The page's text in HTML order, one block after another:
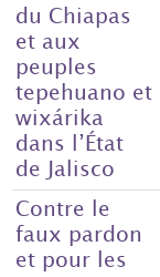
du Chiapas
et aux
peuples
tepehuano et
wixárika
dans l’État
de Jalisco
Contre le
faux pardon
et pour les